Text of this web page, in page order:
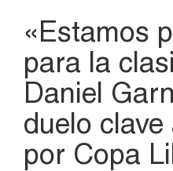
«Estamos
para la
Daniel
duelo
por Copa